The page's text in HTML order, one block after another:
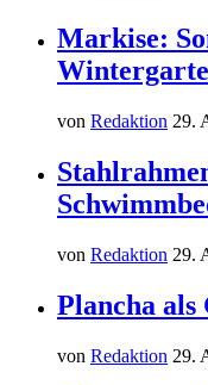
Markise:
von Redaktion 29.
von Redaktion 29.
Plancha
von Redaktion 29.